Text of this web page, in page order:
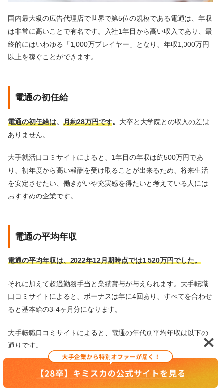
国内最大級の広告代理店で世界で第5位の規模である電通は、年収
は非常に高いことで有名です。入社1年目から高い収入であり、最
終的にはいわゆる「1,000万プレイヤー」となり、年収1,000万円
以上を稼ぐことができます。
電通の初任給
電通の初任給は、 月約28万円です。 大卒と大学院との収入の差は
ありません。
大手就活口コミサイトによると、1年目の年収は約500万円であ
り、初年度から高い報酬を受け取ることが出来るため、将来生活
を安定させたい、働きがいや充実感を得たいと考えている人には
おすすめの企業です。
電通の平均年収
電通の平均年収は、2022年12月期時点では1,520万円でした。
それに加えて超過勤務手当と業績賞与が与えられます。大手転職
口コミサイトによると、ボーナスは年に4回あり、すべてを合わせ
ると基本給の3-4ヶ月分になります。
大手転職口コミサイトによると、電通の年代別平均年収は以下の
通りです。
年代 平均年収 最高年収